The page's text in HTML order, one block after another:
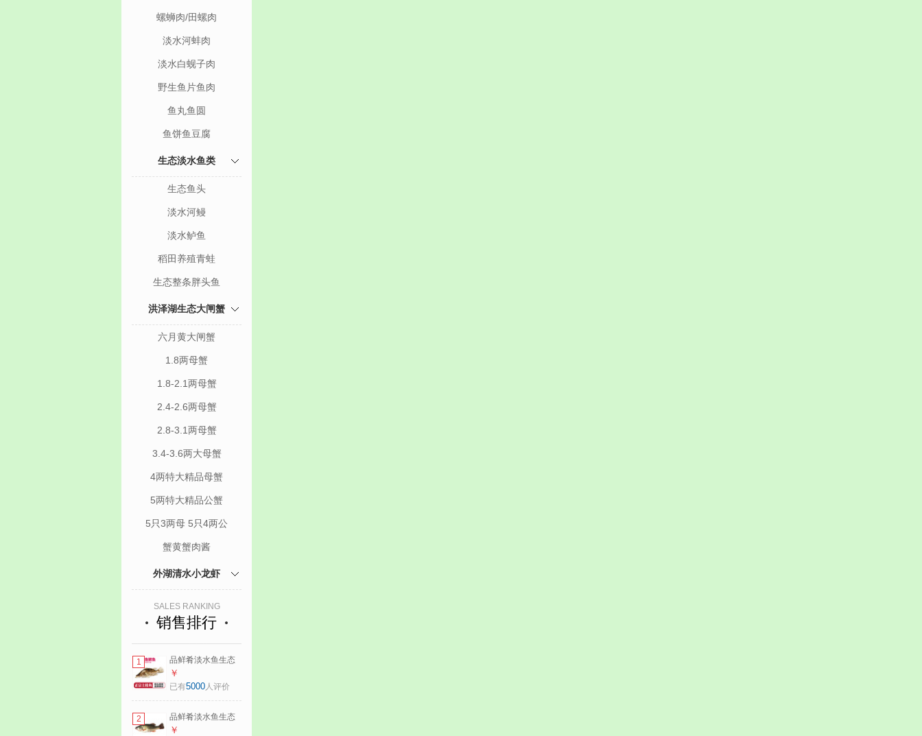
螺蛳肉/田螺肉
淡水河蚌肉
淡水白蚬子肉
野生鱼片鱼肉
鱼丸鱼圆
鱼饼鱼豆腐
生态淡水鱼类
生态鱼头
淡水河鳗
淡水鲈鱼
稻田养殖青蛙
生态整条胖头鱼
洪泽湖生态大闸蟹
六月黄大闸蟹
1.8两母蟹
1.8-2.1两母蟹
2.4-2.6两母蟹
2.8-3.1两母蟹
3.4-3.6两大母蟹
4两特大精品母蟹
5两特大精品公蟹
5只3两母 5只4两公
蟹黄蟹肉酱
外湖清水小龙虾
SALES RANKING
销售排行
1
品鲜肴淡水鱼生态
桂鱼鳜鱼鳌花鱼桂
花季花鱼自然捕获
【1斤活杀】
￥
已有5000人评价
2
品鲜肴淡水鱼生态
淡水鲈鱼无小刺河
￥